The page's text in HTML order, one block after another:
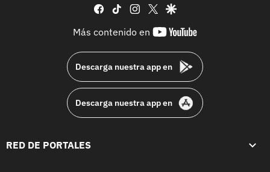
facebook
tiktok instagram
twittergoogle
Más contenido en
youtube-
Descarga nuestra app en
Descarga nuestra app en
RED DE PORTALES